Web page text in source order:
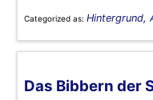
Categorized as: Hintergrund,
Das Bibbern der